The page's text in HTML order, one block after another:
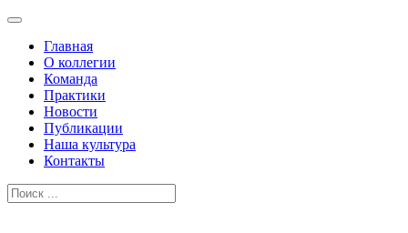
Главная
О коллегии
Команда
Практики
Новости
Публикации
Наша культура
Контакты